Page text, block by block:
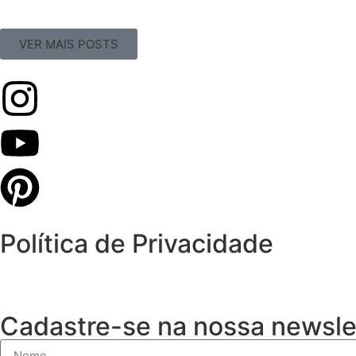
VER MAIS POSTS
Política de Privacidade
Cadastre-se na nossa